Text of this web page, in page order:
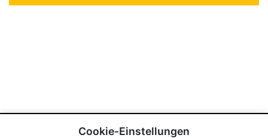
Cookie-Einstellungen